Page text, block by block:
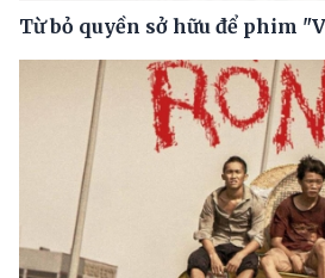
Từ bỏ quyền sở hữu để phim